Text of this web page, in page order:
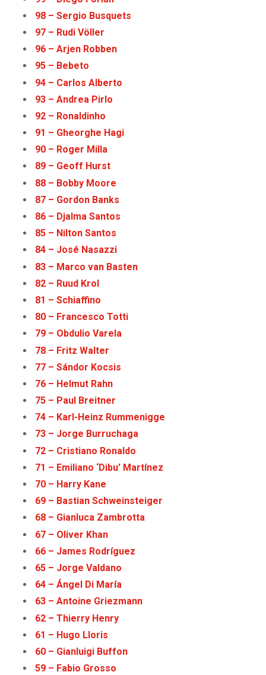
98 – Sergio Busquets
97 – Rudi Völler
96 – Arjen Robben
95 – Bebeto
94 – Carlos Alberto
93 – Andrea Pirlo
92 – Ronaldinho
91 – Gheorghe Hagi
90 – Roger Milla
89 – Geoff Hurst
88 – Bobby Moore
87 – Gordon Banks
86 – Djalma Santos
85 – Nilton Santos
84 – José Nasazzi
83 – Marco van Basten
82 – Ruud Krol
81 – Schiaffino
80 – Francesco Totti
79 – Obdulio Varela
78 – Fritz Walter
77 – Sándor Kocsis
76 – Helmut Rahn
75 – Paul Breitner
74 – Karl-Heinz Rummenigge
73 – Jorge Burruchaga
72 – Cristiano Ronaldo
71 – Emiliano ‘Dibu’ Martínez
70 – Harry Kane
69 – Bastian Schweinsteiger
68 – Gianluca Zambrotta
67 – Oliver Khan
66 – James Rodríguez
65 – Jorge Valdano
64 – Ángel Di María
63 – Antoine Griezmann
62 – Thierry Henry
61 – Hugo Lloris
60 – Gianluigi Buffon
59 – Fabio Grosso